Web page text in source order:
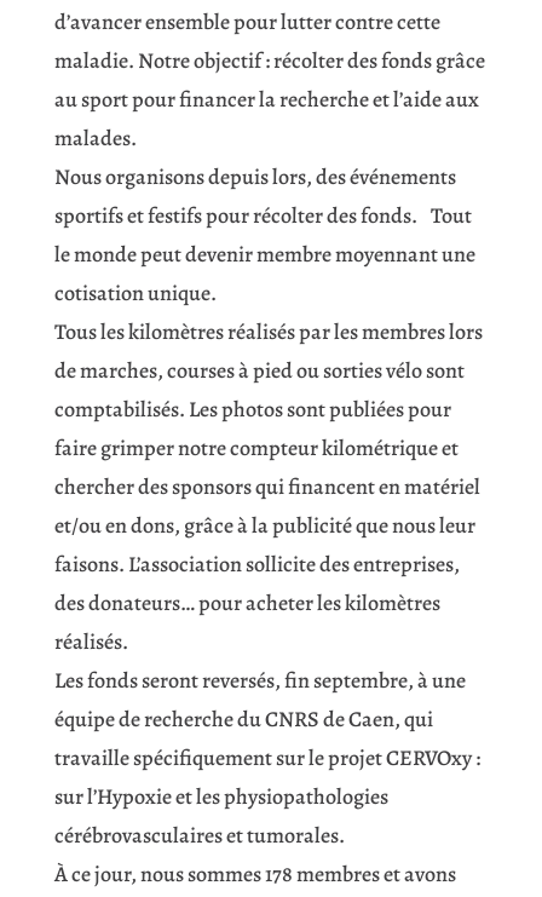
d’avancer ensemble pour lutter contre cette
maladie. Notre objectif : récolter des fonds grâce
au sport pour financer la recherche et l’aide aux
malades.
Nous organisons depuis lors, des événements
sportifs et festifs pour récolter des fonds. Tout
le monde peut devenir membre moyennant une
cotisation unique.
Tous les kilomètres réalisés par les membres lors
de marches, courses à pied ou sorties vélo sont
comptabilisés. Les photos sont publiées pour
faire grimper notre compteur kilométrique et
chercher des sponsors qui financent en matériel
et/ou en dons, grâce à la publicité que nous leur
faisons. L’association sollicite des entreprises,
des donateurs… pour acheter les kilomètres
réalisés.
Les fonds seront reversés, fin septembre, à une
équipe de recherche du CNRS de Caen, qui
travaille spécifiquement sur le projet CERVOxy :
sur l’Hypoxie et les physiopathologies
cérébrovasculaires et tumorales.
À ce jour, nous sommes 178 membres et avons